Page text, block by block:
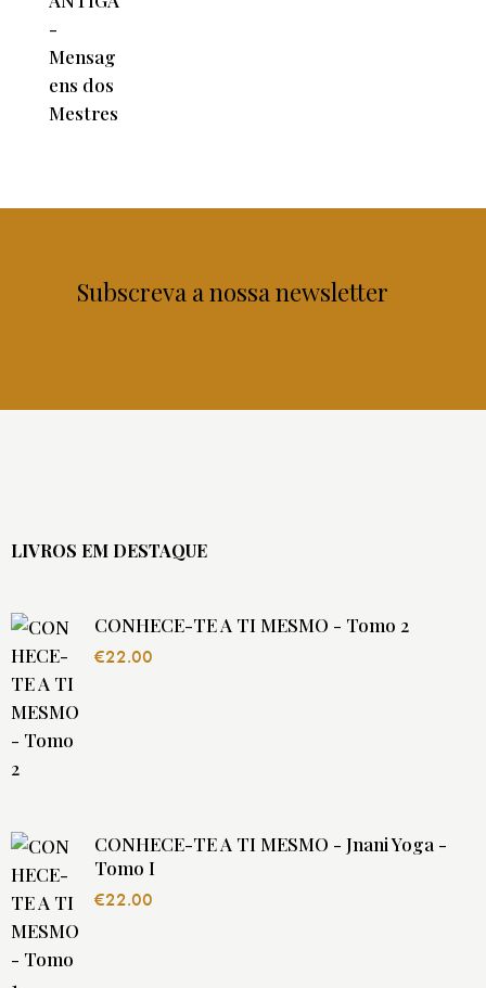
Subscreva a nossa newsletter
LIVROS EM DESTAQUE
CONHECE-TE A TI MESMO - Tomo 2
€22.00
CONHECE-TE A TI MESMO - Jnani Yoga -
Tomo I
€22.00